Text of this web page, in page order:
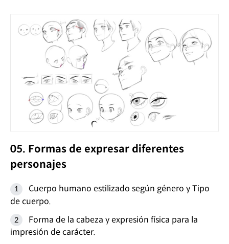
05. Formas de expresar diferentes
personajes
Cuerpo humano estilizado según género y Tipo
de cuerpo.
Forma de la cabeza y expresión física para la
impresión de carácter.